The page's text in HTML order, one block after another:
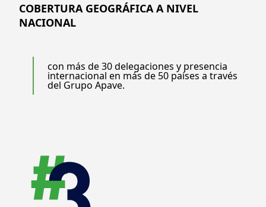
COBERTURA GEOGRÁFICA A NIVEL
NACIONAL
con más de 30 delegaciones y presencia
internacional en más de 50 países a través
del Grupo Apave.